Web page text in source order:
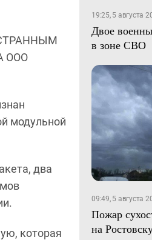
ООО
модульной
два
которая
19:25, 5 августа
Двое
в зоне СВО
09:49, 5 августа
Пожар
на